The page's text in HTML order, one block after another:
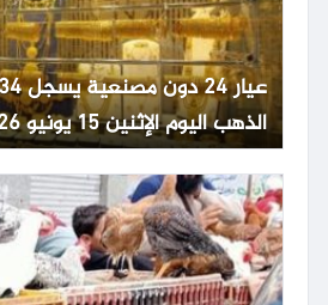
الذهب اليوم الإثنين 15 يونيو 2026